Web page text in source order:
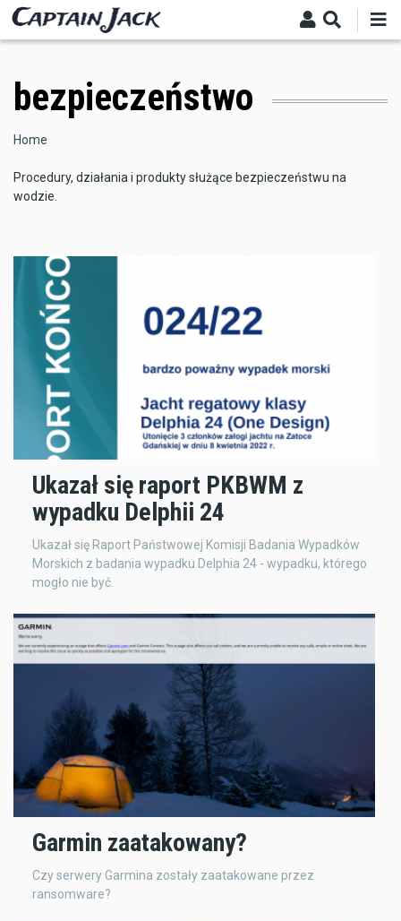
Skip
main
bezpieczeństwo
Breadcrumb
Home
Procedury, działania i produkty służące bezpieczeństwu na
wodzie.
Ukazał się raport PKBWM z
wypadku Delphii 24
Ukazał się Raport Państwowej Komisji Badania Wypadków
Morskich z badania wypadku Delphia 24 - wypadku, którego
mogło nie być.
Garmin zaatakowany?
Czy serwery Garmina zostały zaatakowane przez
ransomware?